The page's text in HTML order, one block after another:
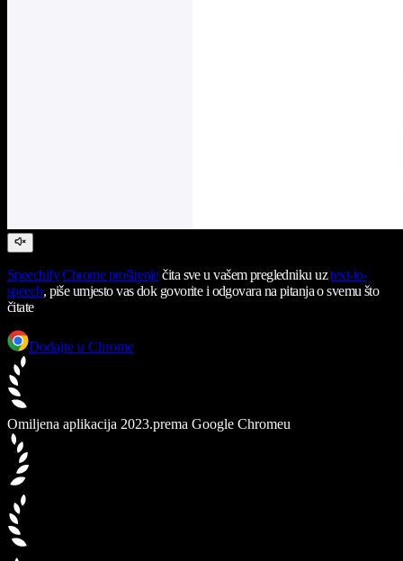
Speechify Chrome proširenječita sve u vašem pregledniku uztext-to-
speech, piše umjesto vas dok govorite i odgovara na pitanja o svemu što
čitate
Dodajte u Chrome
Omiljena aplikacija 2023.prema Google Chromeu